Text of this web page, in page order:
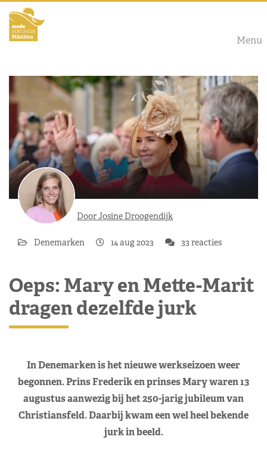
Menu
Door Josine Droogendijk
Denemarken 14 aug 2023 33 reacties
Oeps: Mary en Mette-Marit
dragen dezelfde jurk
In Denemarken is het nieuwe werkseizoen weer
begonnen. Prins Frederik en prinses Mary waren 13
augustus aanwezig bij het 250-jarig jubileum van
Christiansfeld. Daarbij kwam een wel heel bekende
jurk in beeld.